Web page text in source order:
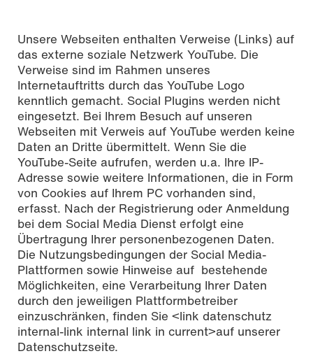
Unsere Webseiten enthalten Verweise (Links) auf
das externe soziale Netzwerk YouTube. Die
Verweise sind im Rahmen unseres
Internetauftritts durch das YouTube Logo
kenntlich gemacht. Social Plugins werden nicht
eingesetzt. Bei Ihrem Besuch auf unseren
Webseiten mit Verweis auf YouTube werden keine
Daten an Dritte übermittelt. Wenn Sie die
YouTube-Seite aufrufen, werden u.a. Ihre IP-
Adresse sowie weitere Informationen, die in Form
von Cookies auf Ihrem PC vorhanden sind,
erfasst. Nach der Registrierung oder Anmeldung
bei dem Social Media Dienst erfolgt eine
Übertragung Ihrer personenbezogenen Daten.
Die Nutzungsbedingungen der Social Media-
Plattformen sowie Hinweise auf bestehende
Möglichkeiten, eine Verarbeitung Ihrer Daten
durch den jeweiligen Plattformbetreiber
einzuschränken, finden Sie <link datenschutz
internal-link internal link in current>auf unserer
Datenschutzseite.